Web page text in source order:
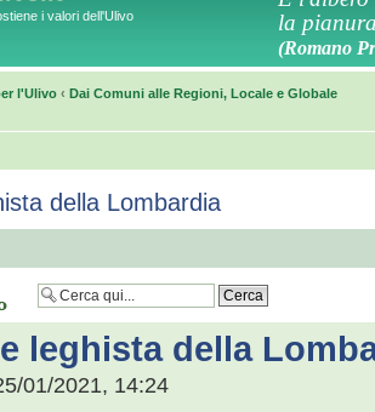
i valori dell'Ulivo
la
(Romano
l'Ulivo ‹ Dai Comuni alle Regioni, Locale e Globale
della Lombardia
leghista della
01/2021, 14:24